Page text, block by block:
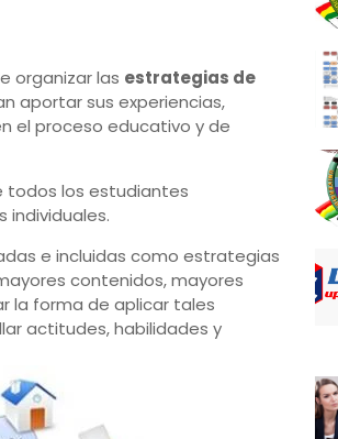
organizar las estrategias de
aportar sus experiencias,
el proceso educativo y de
todos los estudiantes
individuales.
e incluidas como estrategias
contenidos, mayores
la forma de aplicar tales
actitudes, habilidades y